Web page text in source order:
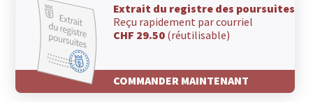
Extrait du registre des poursuites
Reçu rapidement par courriel
CHF 29.50 (réutilisable)
COMMANDER MAINTENANT